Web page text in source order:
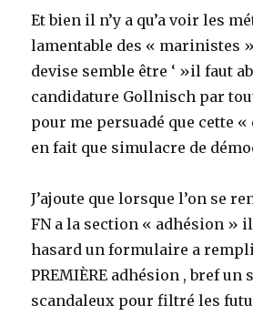
Et bien il n’y a qu’a voir les
lamentable des « marinistes
devise semble être ‘ »il faut
candidature Gollnisch par
pour me persuadé que cette «
en fait que simulacre de
J’ajoute que lorsque l’on se
FN a la section « adhésion »
hasard un formulaire a
PREMIÈRE adhésion , bref un
scandaleux pour filtré les